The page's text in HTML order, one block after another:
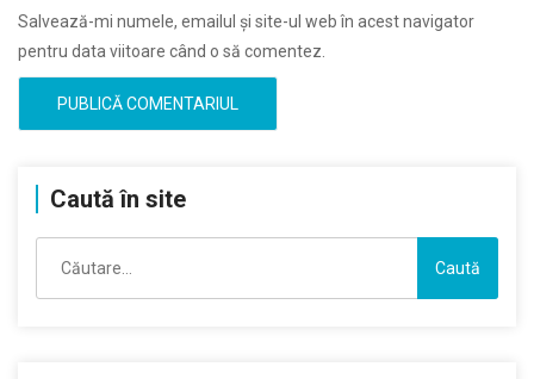
Salvează-mi numele, emailul și site-ul web în acest navigator
pentru data viitoare când o să comentez.
Caută în site
după: